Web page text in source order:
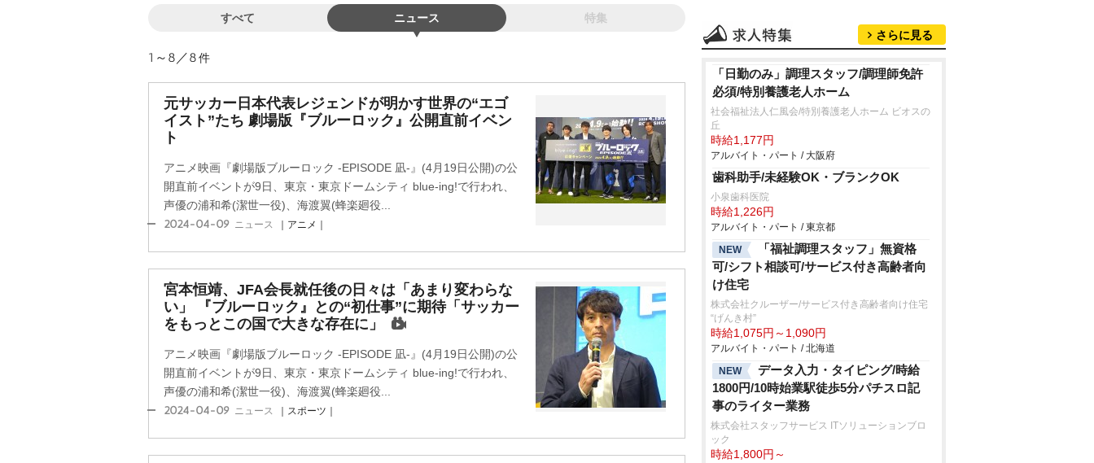
すべて ニュース 特集
1～8／8件
元サッカー日本代表レジェンドが明かす世界の“エゴ
イスト”たち 劇場版『ブルーロック』公開直前イベン
ト
アニメ映画『劇場版ブルーロック -EPISODE 凪-』(4月19日公開)の公
開直前イベントが9日、東京・東京ドームシティ blue-ing!で行われ、
声優の浦和希(潔世一役)、海渡翼(蜂楽廻役...
2024-04-09 ニュース ｜アニメ｜
宮本恒靖、JFA会長就任後の日々は「あまり変わらな
い」 『ブルーロック』との“初仕事”に期待「サッカー
をもっとこの国で大きな存在に」
アニメ映画『劇場版ブルーロック -EPISODE 凪-』(4月19日公開)の公
開直前イベントが9日、東京・東京ドームシティ blue-ing!で行われ、
声優の浦和希(潔世一役)、海渡翼(蜂楽廻役...
2024-04-09 ニュース ｜スポーツ｜
さらに見る
「日勤のみ」調理スタッフ/調理師免許
必須/特別養護老人ホーム
社会福祉法人仁風会/特別養護老人ホーム ビオスの
丘
時給1,177円
アルバイト・パート / 大阪府
歯科助手/未経験OK・ブランクOK
小泉歯科医院
時給1,226円
アルバイト・パート / 東京都
NEW
「福祉調理スタッフ」無資格
可/シフト相談可/サービス付き高齢者向
け住宅
株式会社クルーザー/サービス付き高齢者向け住宅
“げんき村”
時給1,075円～1,090円
アルバイト・パート / 北海道
NEW
データ入力・タイピング/時給
1800円/10時始業駅徒歩5分パチスロ記
事のライター業務
株式会社スタッフサービス ITソリューションブロ
ック
時給1,800円～